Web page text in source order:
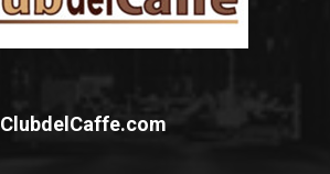
ClubdelCaffe.com